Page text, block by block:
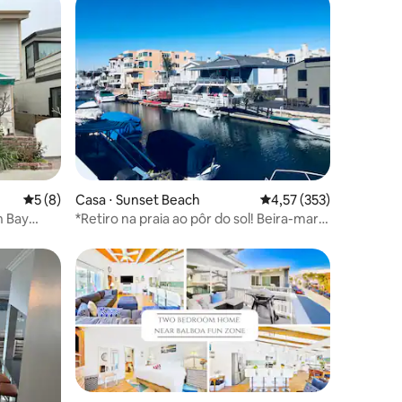
5 de uma avaliação média de 5, 8 avaliações
5 (8)
Bay
Casa ⋅ Sunset Beach 4,57 de uma avaliação
4,57 (353)
*Retiro na praia ao pôr do sol! Beira-mar |